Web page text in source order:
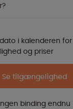
i kalenderen for
og priser
Se tilgængelighed
binding endnu